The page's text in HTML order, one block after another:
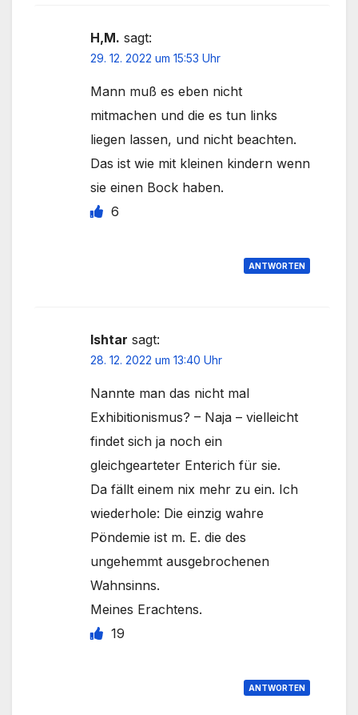
H,M. sagt:
29. 12. 2022 um 15:53 Uhr
Mann muß es eben nicht
mitmachen und die es tun links
liegen lassen, und nicht beachten.
Das ist wie mit kleinen kindern wenn
sie einen Bock haben.
6
ANTWORTEN
Ishtar sagt:
28. 12. 2022 um 13:40 Uhr
Nannte man das nicht mal
Exhibitionismus? – Naja – vielleicht
findet sich ja noch ein
gleichgearteter Enterich für sie.
Da fällt einem nix mehr zu ein. Ich
wiederhole: Die einzig wahre
Pöndemie ist m. E. die des
ungehemmt ausgebrochenen
Wahnsinns.
Meines Erachtens.
19
ANTWORTEN